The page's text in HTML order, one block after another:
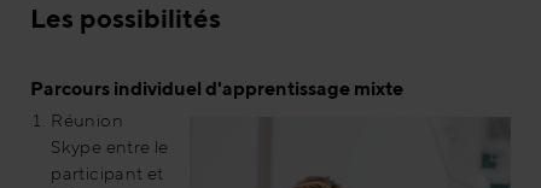
Les possibilités
Parcours individuel d'apprentissage mixte
Réunion
Skype entre le
participant et